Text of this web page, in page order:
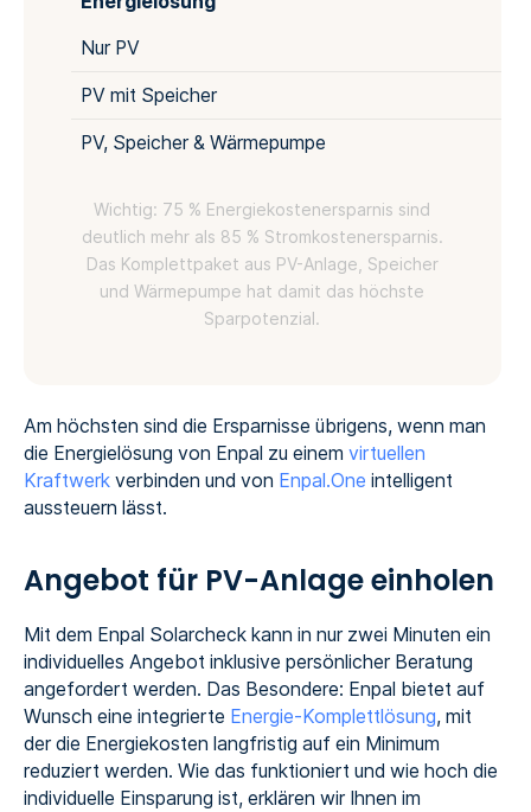
Nur PV
PV mit Speicher
PV, Speicher & Wärmepumpe
Wichtig: 75 % Energiekostenersparnis sind
deutlich mehr als 85 % Stromkostenersparnis.
Das Komplettpaket aus PV-Anlage, Speicher
und Wärmepumpe hat damit das höchste
Sparpotenzial.
Am höchsten sind die Ersparnisse übrigens, wenn man
die Energielösung von Enpal zu einem virtuellen
Kraftwerkverbinden und von Enpal.One intelligent
aussteuern lässt.
Angebot für PV-Anlage einholen
Mit dem Enpal Solarcheck kann in nur zwei Minuten ein
individuelles Angebot inklusive persönlicher Beratung
angefordert werden. Das Besondere: Enpal bietet auf
Wunsch eine integrierte Energie-Komplettlösung, mit
der die Energiekosten langfristig auf ein Minimum
reduziert werden. Wie das funktioniert und wie hoch die
individuelle Einsparung ist, erklären wir Ihnen im